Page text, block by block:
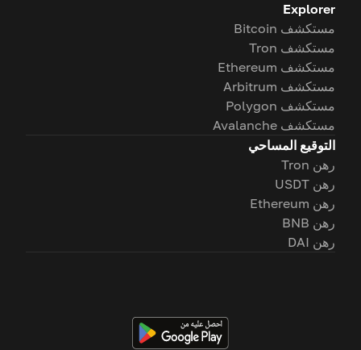
Explorer
مستكشف Bitcoin
مستكشف Tron
مستكشف Ethereum
مستكشف Arbitrum
مستكشف Polygon
مستكشف Avalanche
التوقيع المساحي
رهن Tron
رهن USDT
رهن Ethereum
رهن BNB
رهن DAI